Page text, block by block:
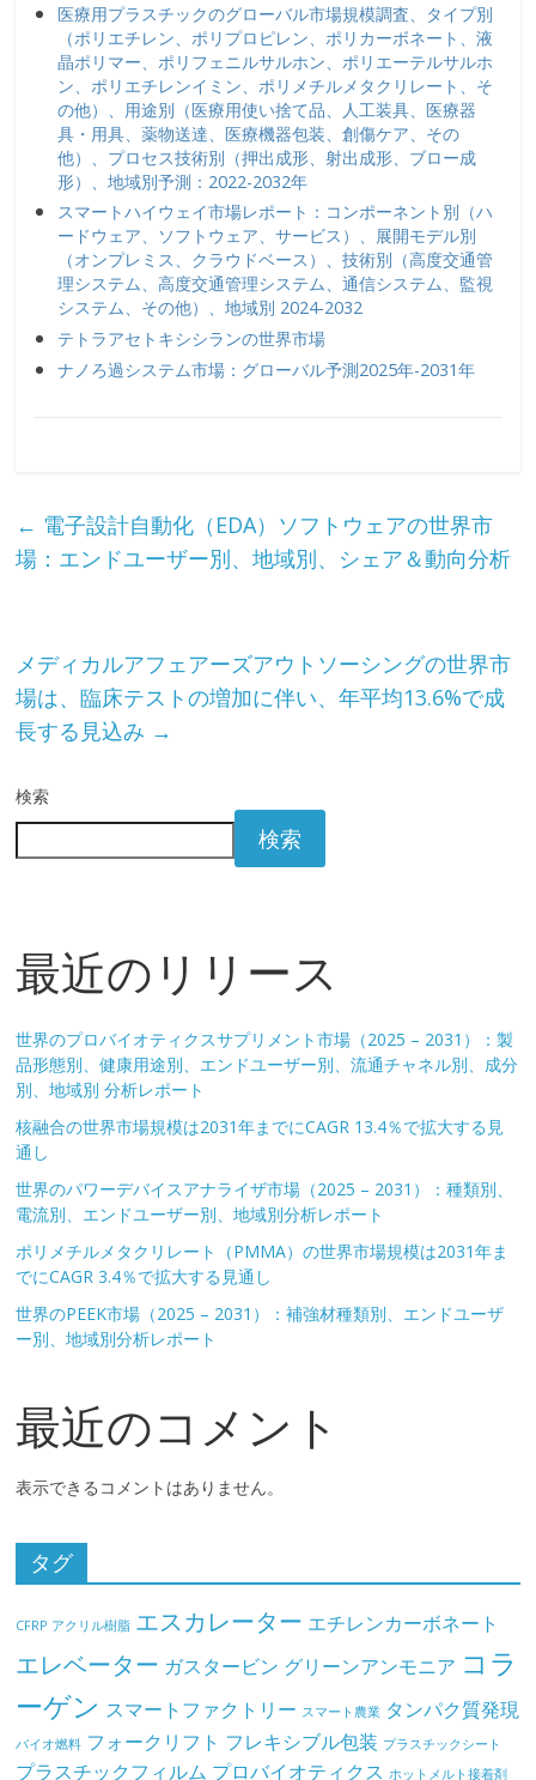
医療用プラスチックのグローバル市場規模調査、タイプ別
（ポリエチレン、ポリプロピレン、ポリカーボネート、液
晶ポリマー、ポリフェニルサルホン、ポリエーテルサルホ
ン、ポリエチレンイミン、ポリメチルメタクリレート、そ
の他）、用途別（医療用使い捨て品、人工装具、医療器
具・用具、薬物送達、医療機器包装、創傷ケア、その
他）、プロセス技術別（押出成形、射出成形、ブロー成
形）、地域別予測：2022-2032年
スマートハイウェイ市場レポート：コンポーネント別（ハ
ードウェア、ソフトウェア、サービス）、展開モデル別
（オンプレミス、クラウドベース）、技術別（高度交通管
理システム、高度交通管理システム、通信システム、監視
システム、その他）、地域別 2024-2032
テトラアセトキシシランの世界市場
ナノろ過システム市場：グローバル予測2025年-2031年
← 電子設計自動化（EDA）ソフトウェアの世界市
場：エンドユーザー別、地域別、シェア＆動向分析
メディカルアフェアーズアウトソーシングの世界市
場は、臨床テストの増加に伴い、年平均13.6%で成
長する見込み →
検索
検索
最近のリリース
世界のプロバイオティクスサプリメント市場（2025 – 2031）：製
品形態別、健康用途別、エンドユーザー別、流通チャネル別、成分
別、地域別 分析レポート
核融合の世界市場規模は2031年までにCAGR 13.4％で拡大する見
通し
世界のパワーデバイスアナライザ市場（2025 – 2031）：種類別、
電流別、エンドユーザー別、地域別分析レポート
ポリメチルメタクリレート（PMMA）の世界市場規模は2031年ま
でにCAGR 3.4％で拡大する見通し
世界のPEEK市場（2025 – 2031）：補強材種類別、エンドユーザ
ー別、地域別分析レポート
最近のコメント
表示できるコメントはありません。
タグ
CFRP アクリル樹脂 エスカレーター エチレンカーボネート
エレベーター ガスタービン グリーンアンモニア コラ
ーゲン スマートファクトリー スマート農業 タンパク質発現
バイオ燃料 フォークリフト フレキシブル包装 プラスチックシート
プラスチックフィルム プロバイオティクス ホットメルト接着剤